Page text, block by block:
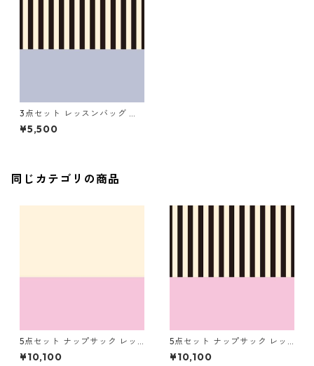
3点セット レッスンバッグ シ
ューズバッグ コップ袋 ネイビ
ー×ストライプ（細）
¥5,500
同じカテゴリの商品
5点セット ナップサック レッ
スンバッグ シューズバッグ コ
ップ袋 お着替え袋 ピンク×キ
¥10,100
5点セット ナップサック レッ
スンバッグ シューズバッグ コ
ップ袋 お着替え袋 ピンク×ス
¥10,100